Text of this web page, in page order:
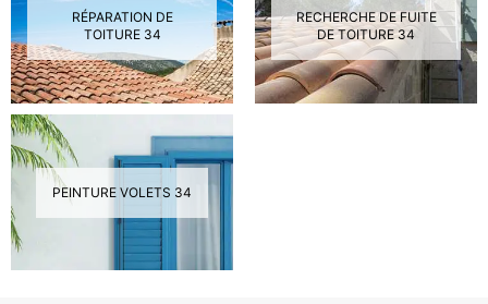
RÉPARATION DE
TOITURE 34
RECHERCHE DE FUITE
DE TOITURE 34
PEINTURE VOLETS 34